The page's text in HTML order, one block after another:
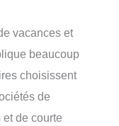
vacances et
beaucoup
choisissent
de
de courte